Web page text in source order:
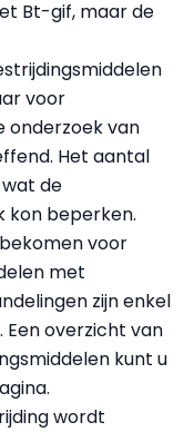
Bt-gif, maar de
voor
onderzoek van
Het aantal
de
kon beperken.
voor
met
zijn enkel
overzicht van
kunt u
wordt